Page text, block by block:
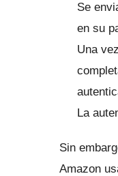
Se
en su
Una
La
Sin
Amazon